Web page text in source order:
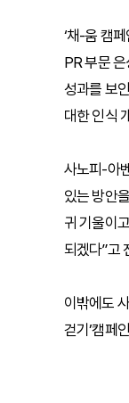
‘채-움 캠
PR 부문
성과를 보
대한 인식
사노피-아
있는 방안
귀 기울이
되겠다”고
이밖에도
걷기’캠페